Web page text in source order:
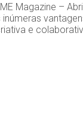
Magazine –
e